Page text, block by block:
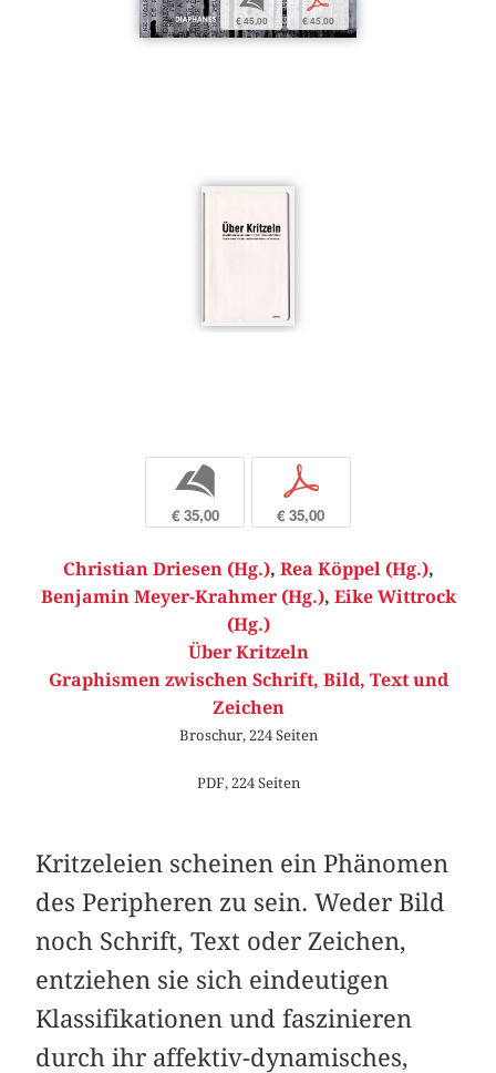
€ 45,00 € 45,00
b
€ 35,00
p
€ 35,00
Christian Driesen (Hg.), Rea Köppel (Hg.),
Benjamin Meyer-Krahmer (Hg.), Eike Wittrock
(Hg.)
Über Kritzeln
Graphismen zwischen Schrift, Bild, Text und
Zeichen
Broschur, 224 Seiten
PDF, 224 Seiten
Kritzeleien scheinen ein Phänomen
des Peripheren zu sein. Weder Bild
noch Schrift, Text oder Zeichen,
entziehen sie sich eindeutigen
Klassifikationen und faszinieren
durch ihr affektiv-dynamisches,